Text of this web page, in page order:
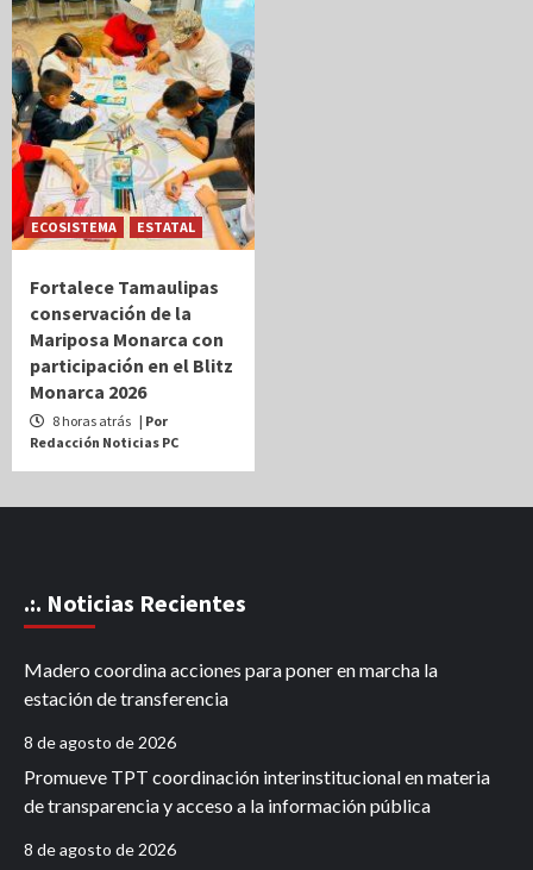
ECOSISTEMA ESTATAL
Fortalece Tamaulipas
conservación de la
Mariposa Monarca con
participación en el Blitz
Monarca 2026
8 horas atrás | Por
Redacción Noticias PC
.:. Noticias Recientes
Madero coordina acciones para poner en marcha la
estación de transferencia
8 de agosto de 2026
Promueve TPT coordinación interinstitucional en materia
de transparencia y acceso a la información pública
8 de agosto de 2026